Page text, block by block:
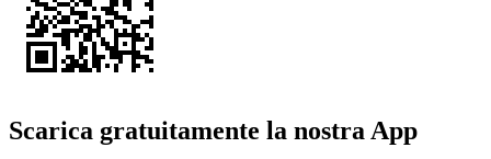
Scarica gratuitamente la nostra App